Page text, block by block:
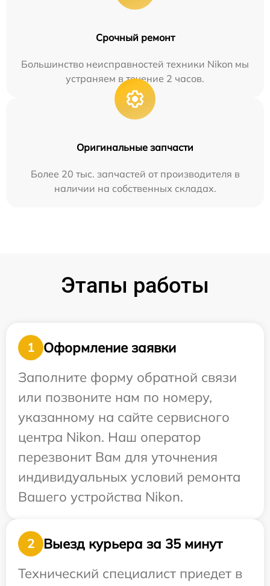
Срочный ремонт
Большинство неисправностей техники Nikon мы
устраняем в течение 2 часов.
Оригинальные запчасти
Более 20 тыс. запчастей от производителя в
наличии на собственных складах.
Этапы работы
1
Оформление заявки
Заполните форму обратной связи
или позвоните нам по номеру,
указанному на сайте сервисного
центра Nikon. Наш оператор
перезвонит Вам для уточнения
индивидуальных условий ремонта
Вашего устройства Nikon.
2
Выезд курьера за 35 минут
Технический специалист приедет в